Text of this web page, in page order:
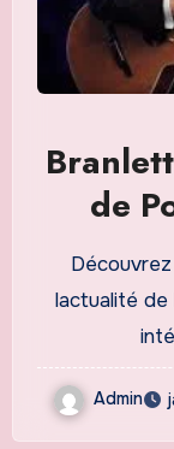
de
lactualité de
Admin